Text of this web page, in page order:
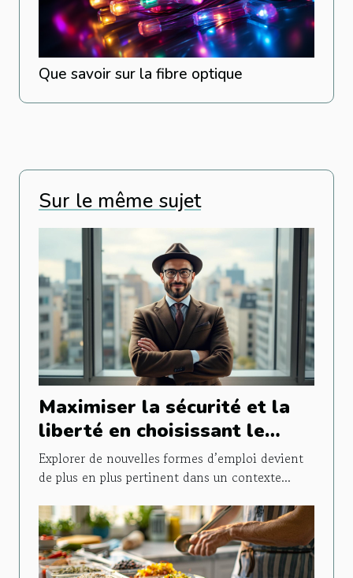
Que savoir sur la fibre optique
Sur le même sujet
Maximiser la sécurité et la
liberté en choisissant le
portage salarial
Explorer de nouvelles formes d’emploi devient
de plus en plus pertinent dans un contexte...